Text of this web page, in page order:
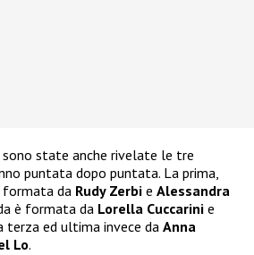
state anche rivelate le tre
puntata dopo puntata. La prima,
formata da Rudy Zerbi e Alessandra
è formata da Lorella Cuccarini e
terza ed ultima invece da Anna
Lo.